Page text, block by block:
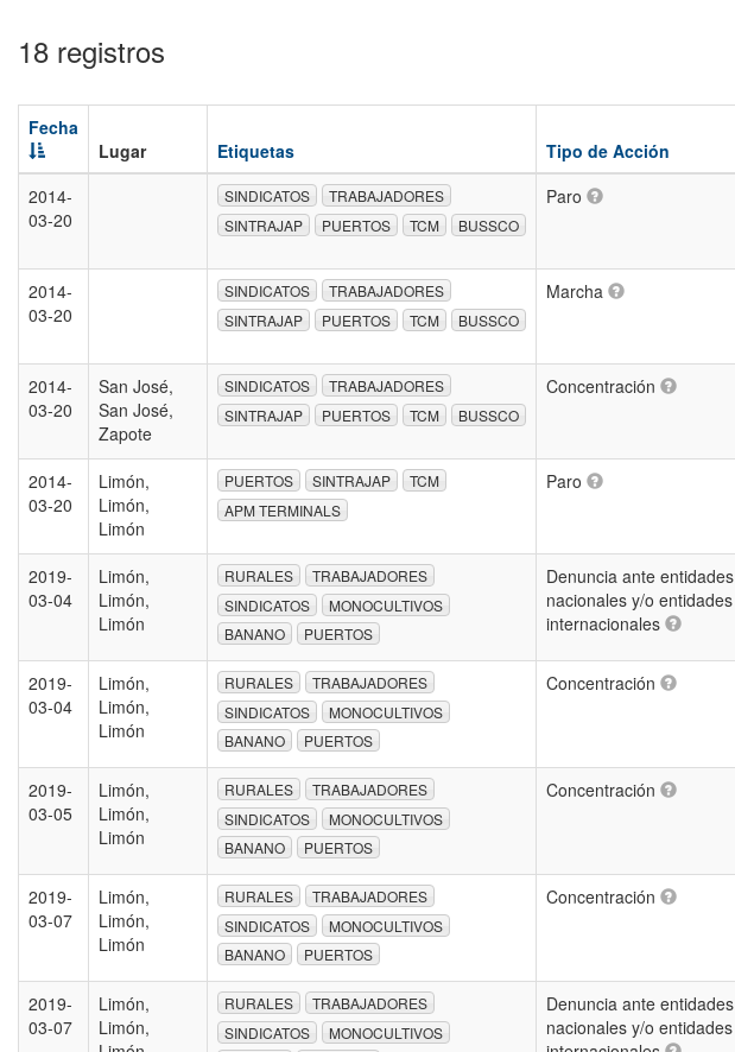
18 registros
Fecha
Lugar
Etiquetas Tipo de Acción
2014-
03-20
SINDICATOS
TRABAJADORES
SINTRAJAP
PUERTOS TCM BUSSCO
Paro
2014-
03-20
SINDICATOS
TRABAJADORES
SINTRAJAP
PUERTOS TCM BUSSCO
Marcha
2014-
03-20
San José,
San José,
Zapote
SINDICATOS
TRABAJADORES
SINTRAJAP
PUERTOS TCM BUSSCO
Concentración
2014-
03-20
Limón,
Limón,
Limón
PUERTOS SINTRAJAP
TCM
APM TERMINALS
Paro
2019-
03-04
Limón,
Limón,
Limón
RURALES
TRABAJADORES
SINDICATOS
MONOCULTIVOS
BANANO
PUERTOS
Denuncia ante entidades
nacionales y/o entidades
internacionales
2019-
03-04
Limón,
Limón,
Limón
RURALES
TRABAJADORES
SINDICATOS
MONOCULTIVOS
BANANO
PUERTOS
Concentración
2019-
03-05
Limón,
Limón,
Limón
RURALES
TRABAJADORES
SINDICATOS
MONOCULTIVOS
BANANO
PUERTOS
Concentración
2019-
03-07
Limón,
Limón,
Limón
RURALES
TRABAJADORES
SINDICATOS
MONOCULTIVOS
BANANO
PUERTOS
Concentración
2019-
03-07
Limón,
Limón,
RURALES
TRABAJADORES
SINDICATOS
MONOCULTIVOS
Denuncia ante entidades
nacionales y/o entidades